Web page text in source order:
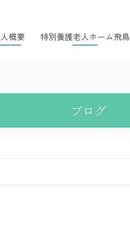
概要 特別養護老人ホーム飛鳥
ブログ